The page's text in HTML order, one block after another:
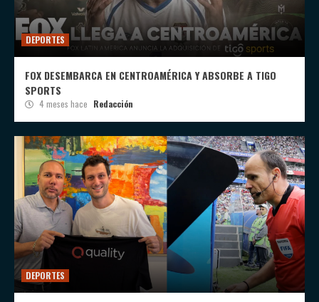
DEPORTES
FOX DESEMBARCA EN CENTROAMÉRICA Y ABSORBE A TIGO
SPORTS
4 meses hace Redacción
DEPORTES